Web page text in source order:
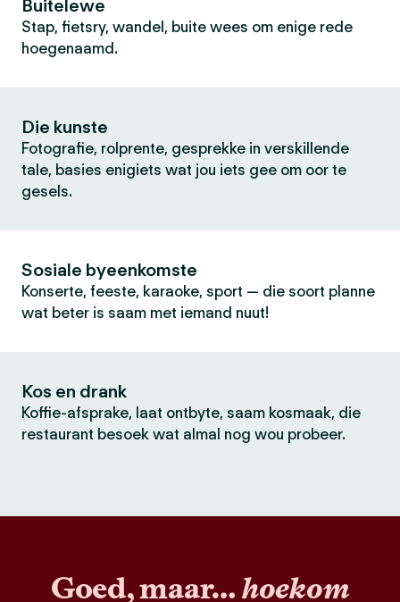
Buitelewe
Stap, fietsry, wandel, buite wees om enige rede
hoegenaamd.
Die kunste
Fotografie, rolprente, gesprekke in verskillende
tale, basies enigiets wat jou iets gee om oor te
gesels.
Sosiale byeenkomste
Konserte, feeste, karaoke, sport — die soort planne
wat beter is saam met iemand nuut!
Kos en drank
Koffie-afsprake, laat ontbyte, saam kosmaak, die
restaurant besoek wat almal nog wou probeer.
Goed, maar…hoekom